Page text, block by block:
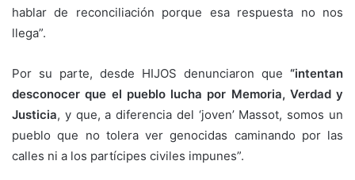
hablar de reconciliación porque esa respuesta no nos
llega”.
Por su parte, desde HIJOS denunciaron que “intentan
desconocer que el pueblo lucha por Memoria, Verdad y
Justicia, y que, a diferencia del ‘joven’ Massot, somos un
pueblo que no tolera ver genocidas caminando por las
calles ni a los partícipes civiles impunes”.